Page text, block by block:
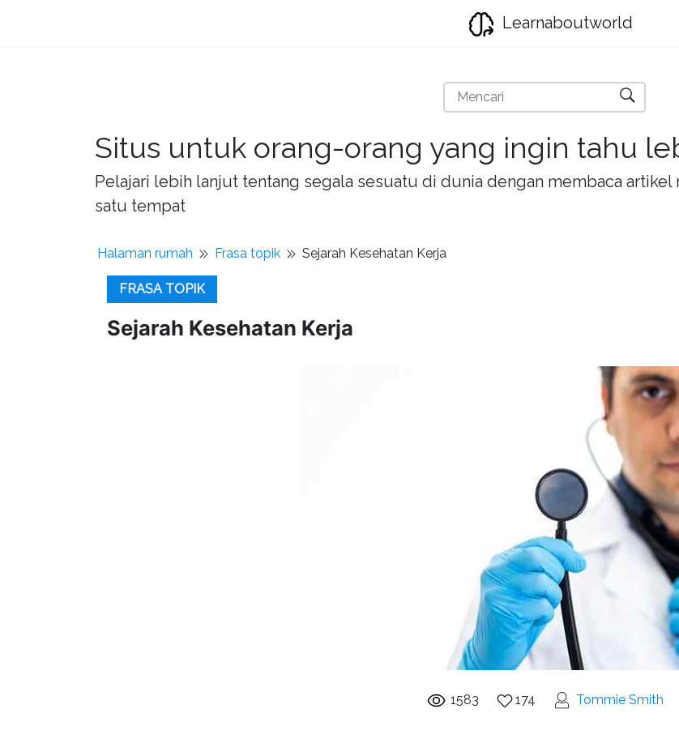
Learnaboutworld
Situs untuk orang-orang yang ingin tahu
Pelajari lebih lanjut tentang segala sesuatu di dunia dengan membaca
satu tempat
Halaman rumah Frasa topik Sejarah Kesehatan Kerja
FRASA TOPIK
Sejarah Kesehatan Kerja
1583 174 Tommie Smith